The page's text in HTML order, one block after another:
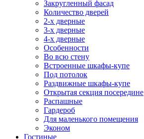
Закругленный фасад
Количество дверей
2-х дверные
3-х дверные
4-х дверные
Особенности
Во всю стену
Встроенные шкафы-купе
Под потолок
Раздвижные шкафы-купе
Открытая секция посередине
Распашные
Гардероб
Для маленького помещения
Эконом
Гостиные